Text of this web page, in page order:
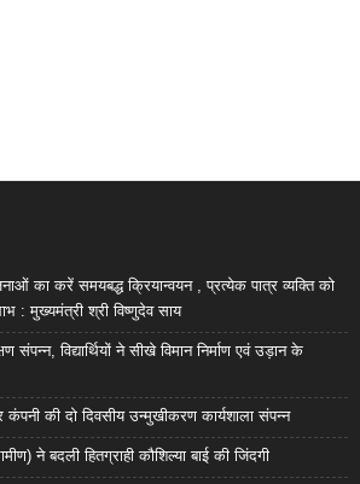
का करें समयबद्ध क्रियान्वयन , प्रत्येक पात्र व्यक्ति को
: मुख्यमंत्री श्री विष्णुदेव साय
संपन्न, विद्यार्थियों ने सीखे विमान निर्माण एवं उड़ान के
कंपनी की दो दिवसीय उन्मुखीकरण कार्यशाला संपन्न
ने बदली हितग्राही कौशिल्या बाई की जिंदगी